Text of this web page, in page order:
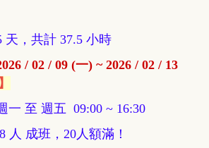
天，共計 37.5 小時
/ 02 / 09 (一) ~ 2026 / 02 / 13
一 至 週五 09:00 ~ 16:30
8 人 成班，20人額滿！